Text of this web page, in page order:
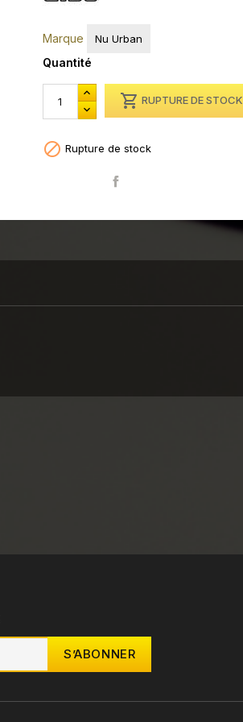
Street Life CD01
Marque Nu Urban
Quantité
 RUPTURE DE STOCK
 Rupture de stock